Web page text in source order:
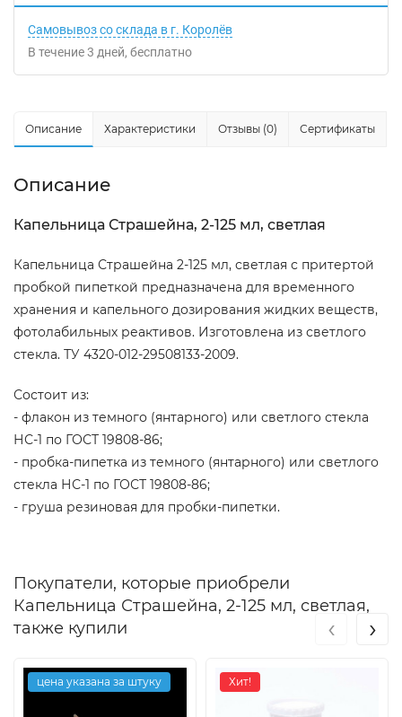
Самовывоз со склада в г. Королёв
В течение3 дней Бесплатно
Описание Характеристики Отзывы (0) Сертификаты
Описание
Капельница Страшейна, 2-125 мл, светлая
Капельница Страшейна 2-125 мл, светлая с притертой
пробкой пипеткой предназначена для временного
хранения и капельного дозирования жидких веществ,
фотолабильных реактивов. Изготовлена из светлого
стекла. ТУ 4320-012-29508133-2009.
Состоит из:
- флакон из темного (янтарного) или светлого стекла
НС-1 по ГОСТ 19808-86;
- пробка-пипетка из темного (янтарного) или светлого
стекла НС-1 по ГОСТ 19808-86;
- груша резиновая для пробки-пипетки.
Покупатели, которые приобрели
Капельница Страшейна, 2-125 мл, светлая,
также купили
цена указана за штуку Хит!
‹ ›